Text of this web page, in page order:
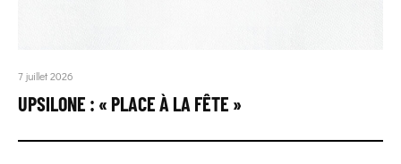
7 juillet 2026
UPSILONE : « PLACE À LA FÊTE »